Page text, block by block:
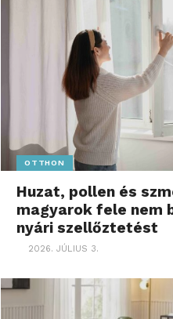
OTTHON
Huzat, pollen és
magyarok fele nem
nyári szellőztetést
2026. JÚLIUS 3.